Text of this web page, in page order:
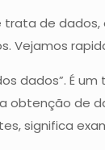
de
Vejamos
dados”. É
de
significa